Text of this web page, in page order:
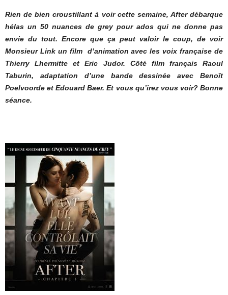
Rien de bien croustillant à voir cette semaine, After débarque
hélas un 50 nuances de grey pour ados qui ne donne pas
envie du tout. Encore que ça peut valoir le coup, de voir
Monsieur Link un film d’animation avec les voix française de
Thierry Lhermitte et Eric Judor. Côté film français Raoul
Taburin, adaptation d’une bande dessinée avec Benoît
Poelvoorde et Edouard Baer. Et vous qu’irez vous voir? Bonne
séance.